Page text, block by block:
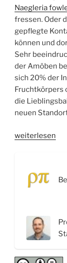
Naegleria
fressen. Oder
gepflegte
können und
Sehr
der Amöben
sich 20% der
Fruchtkörpers
die
neuen
„WSR054
Beute
Interview
Prof.
Dr.
weiterlesen